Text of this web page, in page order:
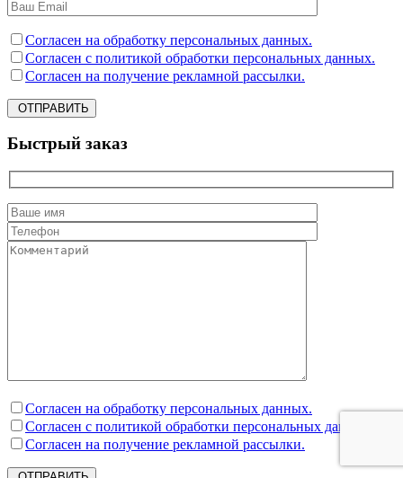
Согласен на обработку персональных данных.
Согласен с политикой обработки персональных данных.
Согласен на получение рекламной рассылки.
ОТПРАВИТЬ
Быстрый заказ
Согласен на обработку персональных данных.
Согласен с политикой обработки персональных данных.
Согласен на получение рекламной рассылки.